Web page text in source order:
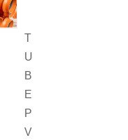
T
U
B
E
P
V